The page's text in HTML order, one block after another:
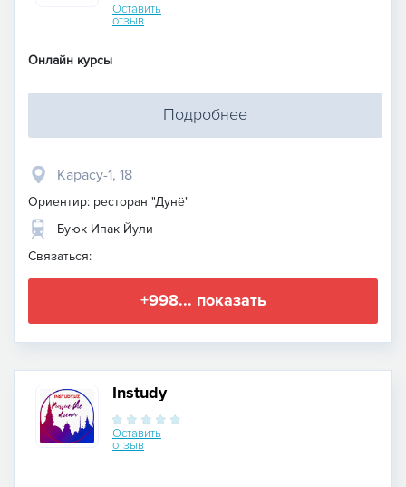
Оставить
отзыв
Онлайн курсы
Подробнее
Карасу-1, 18
Ориентир: ресторан "Дунё"
Буюк Ипак Йули
Связаться:
+998... показать
Instudy
Оставить
отзыв